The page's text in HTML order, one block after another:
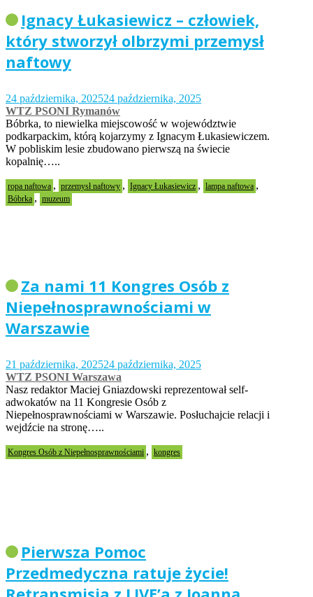
Ignacy Łukasiewicz – człowiek,
który stworzył olbrzymi przemysł
naftowy
24 października, 202524 października, 2025
WTZ PSONI Rymanów
Bóbrka, to niewielka miejscowość w województwie
podkarpackim, którą kojarzymy z Ignacym Łukasiewiczem.
W pobliskim lesie zbudowano pierwszą na świecie
kopalnię…..
ropa naftowa , przemysł naftowy , Ignacy Łukasiewicz , lampa naftowa ,
Bóbrka , muzeum
Za nami 11 Kongres Osób z
Niepełnosprawnościami w
Warszawie
21 października, 202524 października, 2025
WTZ PSONI Warszawa
Nasz redaktor Maciej Gniazdowski reprezentował self-
adwokatów na 11 Kongresie Osób z
Niepełnosprawnościami w Warszawie. Posłuchajcie relacji i
wejdźcie na stronę…..
Kongres Osób z Niepełnosprawnościami , kongres
Pierwsza Pomoc
Przedmedyczna ratuje życie!